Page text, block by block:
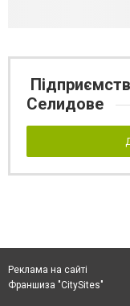
Селидове
Реклама на сайті
Франшиза "CitySites"